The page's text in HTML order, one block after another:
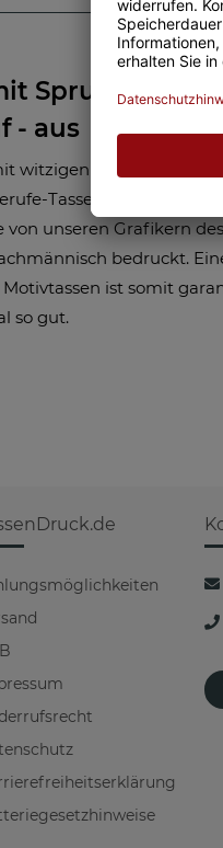
Spruch - So
- aus
witzigen Sprüchen sind
Tassen bestehen
unseren Grafikern
bedruckt.
ist somit
so gut.